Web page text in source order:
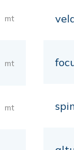
mt
mt
mt